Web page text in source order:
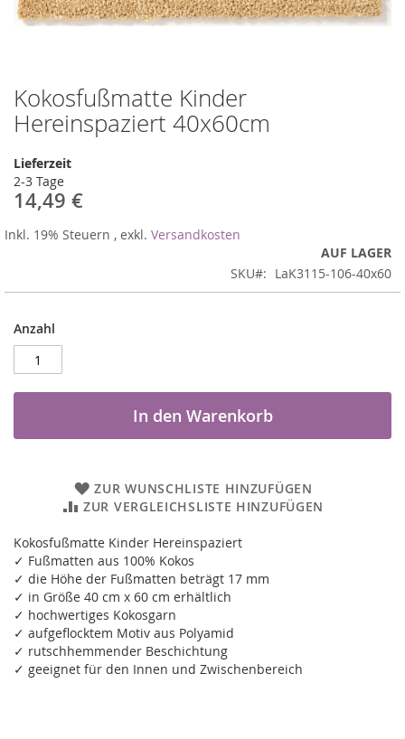
Kokosfußmatte Kinder
Hereinspaziert 40x60cm
Lieferzeit
2-3 Tage
14,49 €
Inkl. 19% Steuern , exkl. Versandkosten
AUF LAGER
SKU
LaK3115-106-40x60
Anzahl
In den Warenkorb
ZUR WUNSCHLISTE HINZUFÜGEN
ZUR VERGLEICHSLISTE HINZUFÜGEN
Kokosfußmatte Kinder Hereinspaziert
✓ Fußmatten aus 100% Kokos
✓ die Höhe der Fußmatten beträgt 17 mm
✓ in Größe 40 cm x 60 cm erhältlich
✓ hochwertiges Kokosgarn
✓ aufgeflocktem Motiv aus Polyamid
✓ rutschhemmender Beschichtung
✓ geeignet für den Innen und Zwischenbereich
Zum
Anfang
der
springen